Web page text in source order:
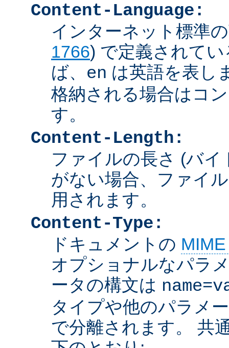
Content-Language:
インターネット標準
1766) で定義されて
ば、 en は英語を表し
格納される場合はコ
す。
Content-Length:
ファイルの長さ (バ
がない場合、ファイ
用されます。
Content-Type:
ドキュメントの
オプショナルなパラ
ータの構文は
タイプや他のパラメ
で分離されます。 共